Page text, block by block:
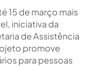
15 de março mais
iniciativa da
de Assistência
promove
para pessoas